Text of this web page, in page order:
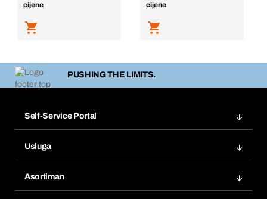
cijene
cijene
PUSHING THE LIMITS.
Self-Service Portal
Popisi želja
Ponovno naručivanje
Usluga
Asortiman